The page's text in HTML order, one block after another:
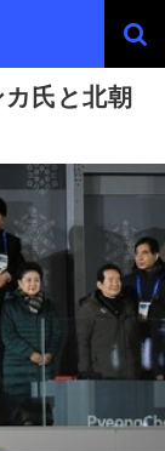
氏と北朝